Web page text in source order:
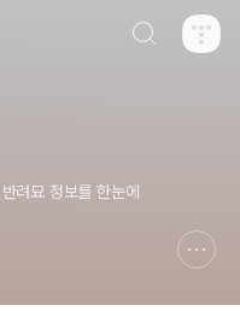
려묘 정보를 한눈에